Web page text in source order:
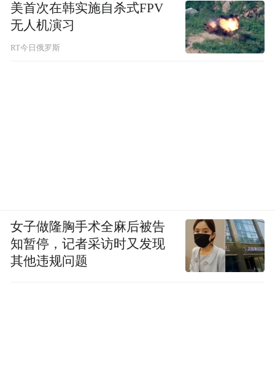
美首次在韩实施自杀式FPV
无人机演习
RT今日俄罗斯
女子做隆胸手术全麻后被告
知暂停，记者采访时又发现
其他违规问题